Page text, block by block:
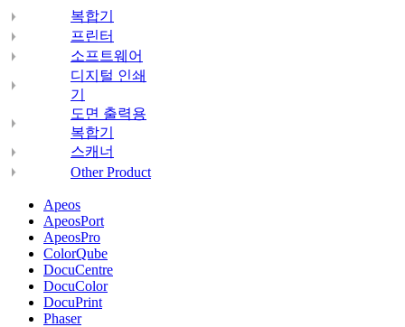
복합기
프린터
소프트웨어
디지털 인쇄
기
도면 출력용
복합기
스캐너
Other Product
Apeos
ApeosPort
ApeosPro
ColorQube
DocuCentre
DocuColor
DocuPrint
Phaser